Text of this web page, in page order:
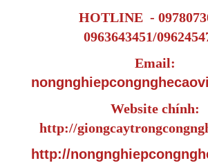
HOTLINE -
0963643451/
Email:
Website chính:
http://
http://